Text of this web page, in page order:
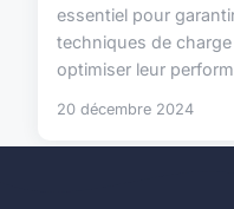
essentiel pour
techniques de
optimiser leur
20 décembre 2024